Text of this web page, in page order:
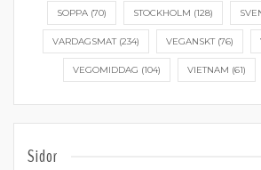
SOPPA(70) STOCKHOLM (128)
VARDAGSMAT(234) VEGANSKT(76)
VEGOMIDDAG (104) VIETNAM (61)
Sidor